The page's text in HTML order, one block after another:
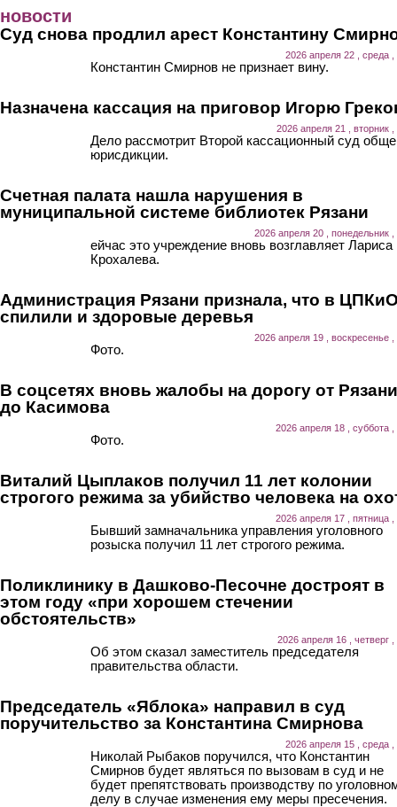
новости
Суд снова продлил арест Константину
2026 апреля 22 , среда ,
Константин Смирнов не признает вину.
Назначена кассация на приговор Игорю
2026 апреля 21 , вторник ,
Дело рассмотрит Второй кассационный суд
юрисдикции.
Счетная палата нашла нарушения в
муниципальной системе библиотек Рязани
2026 апреля 20 , понедельник ,
ейчас это учреждение вновь возглавляет Лариса
Крохалева.
Администрация Рязани признала, что в
спилили и здоровые деревья
2026 апреля 19 , воскресенье ,
Фото.
В соцсетях вновь жалобы на дорогу от Рязани
до Касимова
2026 апреля 18 , суббота ,
Фото.
Виталий Цыплаков получил 11 лет колонии
строгого режима за убийство человека на
2026 апреля 17 , пятница ,
Бывший замначальника управления уголовного
розыска получил 11 лет строгого режима.
Поликлинику в Дашково-Песочне достроят в
этом году «при хорошем стечении
обстоятельств»
2026 апреля 16 , четверг ,
Об этом сказал заместитель председателя
правительства области.
Председатель «Яблока» направил в суд
поручительство за Константина Смирнова
2026 апреля 15 , среда ,
Николай Рыбаков поручился, что Константин
Смирнов будет являться по вызовам в суд и не
будет препятствовать производству по
делу в случае изменения ему меры пресечения.